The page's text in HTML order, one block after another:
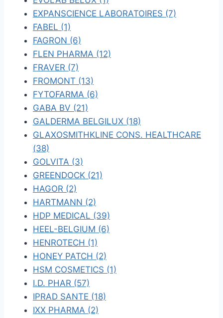
EXPANSCIENCE LABORATOIRES (7)
FABEL (1)
FAGRON (6)
FLEN PHARMA (12)
FRAVER (7)
FROMONT (13)
FYTOFARMA (6)
GABA BV (21)
GALDERMA BELGILUX (18)
GLAXOSMITHKLINE CONS. HEALTHCARE
(38)
GOLVITA (3)
GREENDOCK (21)
HAGOR (2)
HARTMANN (2)
HDP MEDICAL (39)
HEEL-BELGIUM (6)
HENROTECH (1)
HONEY PATCH (2)
HSM COSMETICS (1)
I.D. PHAR (57)
IPRAD SANTE (18)
IXX PHARMA (2)